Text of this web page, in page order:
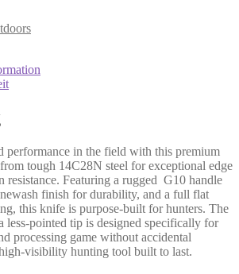
performance in the field with this premium
tough 14C28N steel for exceptional edge
resistance. Featuring a rugged G10 handle
finish for durability, and a full flat
this knife is purpose-built for hunters. The
less-pointed tip is designed specifically for
processing game without accidental
visibility hunting tool built to last.